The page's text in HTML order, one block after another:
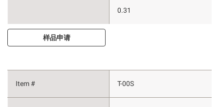
0.31
样品申请
T-00S